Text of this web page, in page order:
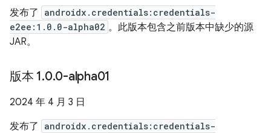
发布了
androidx.credentials:credentials-
e2ee:1.0.0-alpha02 。此版本包含之前版本中缺少的源
JAR。
版本 1.0.0-alpha01
2024 年 4 月 3 日
发布了
androidx.credentials:credentials-